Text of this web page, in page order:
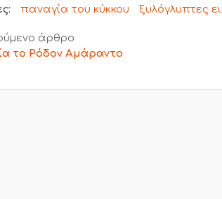
παναγία του κύκκου ξυλόγλυπτες
άρθρο
το Ρόδον Αμάραντο